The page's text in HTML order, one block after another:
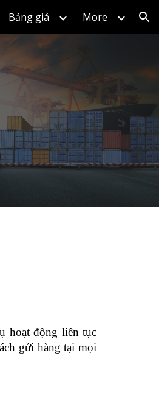
Bảng giá More
hoạt động liên tục
gửi hàng tại mọi